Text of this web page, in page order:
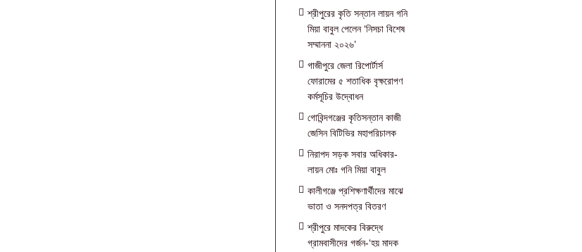
শ্রীপুরের কৃতি সন্তান লায়ন গনি
মিয়া বাবুল পেলেন ‘নিসচা বিশেষ
সম্মাননা ২০২৬’
গাজীপুরে জেলা রিপোর্টার্স
ফোরামের ৫ শতাধিক বৃক্ষরোপণ
কর্মসূচির উদ্বোধন
গোবিন্দগঞ্জের কৃতিসন্তান কাজী
জেসিন বিটিভির মহাপরিচালক
নিরাপদ সড়ক সবার অধিকার-
লায়ন মোঃ গনি মিয়া বাবুল
কালীগঞ্জে প্রশিক্ষণার্থীদের মাঝে
ভাতা ও সনদপত্র বিতরণ
শ্রীপুরে মাদকের বিরুদ্ধে
গ্রামবাসীদের গর্জন-‘হয় মাদক